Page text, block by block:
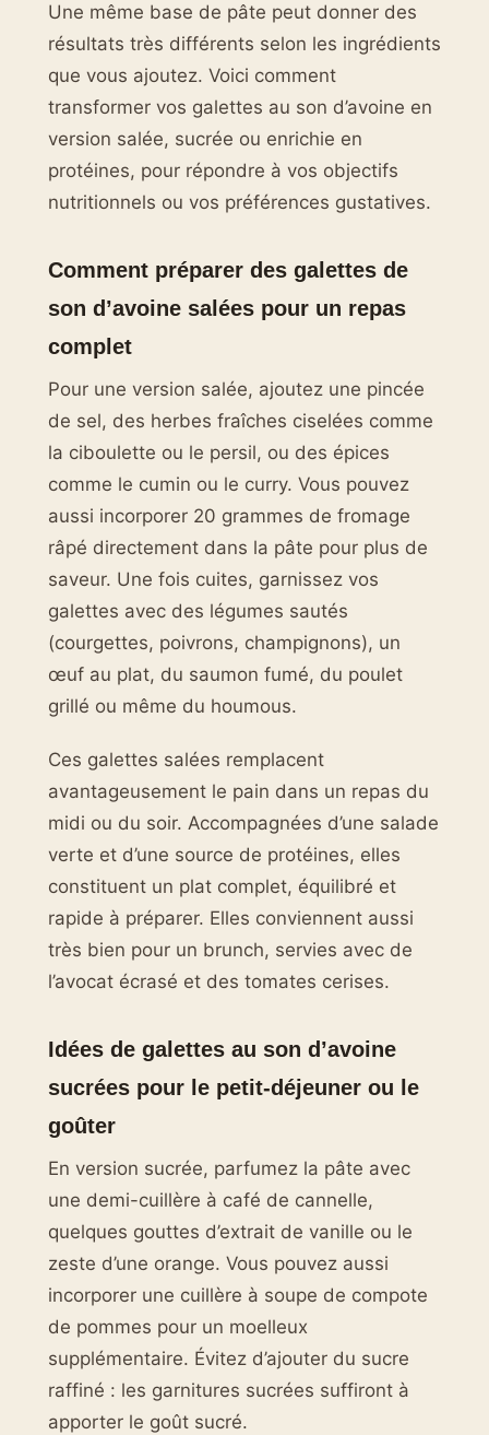
Une même base de pâte peut donner des
résultats très différents selon les ingrédients
que vous ajoutez. Voici comment
transformer vos galettes au son d’avoine en
version salée, sucrée ou enrichie en
protéines, pour répondre à vos objectifs
nutritionnels ou vos préférences gustatives.
Comment préparer des galettes de
son d’avoine salées pour un repas
complet
Pour une version salée, ajoutez une pincée
de sel, des herbes fraîches ciselées comme
la ciboulette ou le persil, ou des épices
comme le cumin ou le curry. Vous pouvez
aussi incorporer 20 grammes de fromage
râpé directement dans la pâte pour plus de
saveur. Une fois cuites, garnissez vos
galettes avec des légumes sautés
(courgettes, poivrons, champignons), un
œuf au plat, du saumon fumé, du poulet
grillé ou même du houmous.
Ces galettes salées remplacent
avantageusement le pain dans un repas du
midi ou du soir. Accompagnées d’une salade
verte et d’une source de protéines, elles
constituent un plat complet, équilibré et
rapide à préparer. Elles conviennent aussi
très bien pour un brunch, servies avec de
l’avocat écrasé et des tomates cerises.
Idées de galettes au son d’avoine
sucrées pour le petit-déjeuner ou le
goûter
En version sucrée, parfumez la pâte avec
une demi-cuillère à café de cannelle,
quelques gouttes d’extrait de vanille ou le
zeste d’une orange. Vous pouvez aussi
incorporer une cuillère à soupe de compote
de pommes pour un moelleux
supplémentaire. Évitez d’ajouter du sucre
raffiné : les garnitures sucrées suffiront à
apporter le goût sucré.